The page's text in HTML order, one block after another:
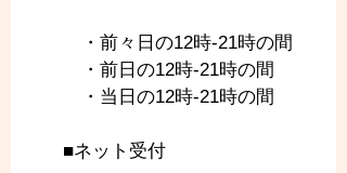
・前々日の12時-21時の間
・前日の12時-21時の間
・当日の12時-21時の間
■ネット受付